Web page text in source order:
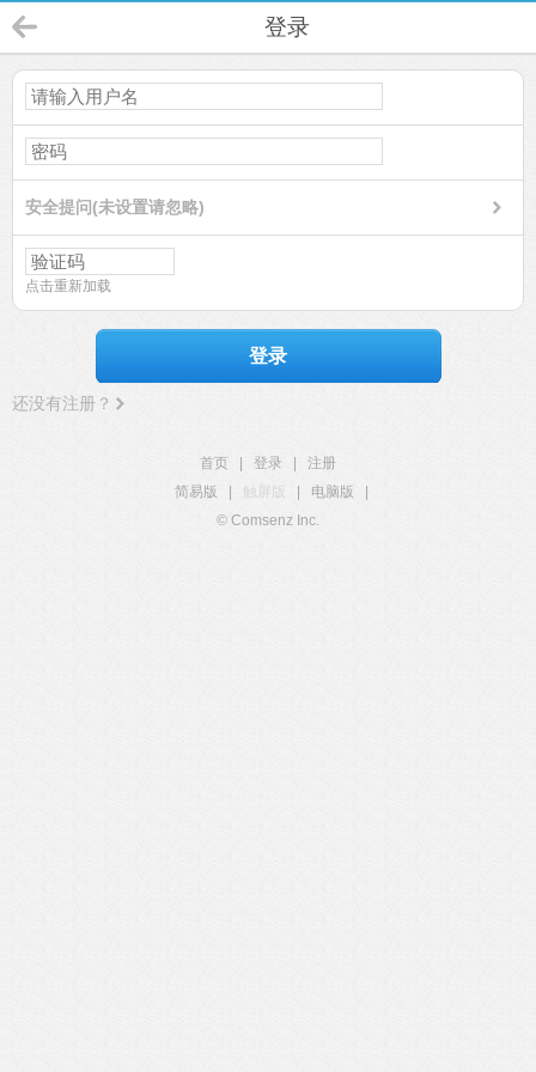
登录
安全提问(未设置请忽略)
点击重新加载
登录
还没有注册？
首页 登录
注册
简易版
触屏版 电脑版
© Comsenz Inc.